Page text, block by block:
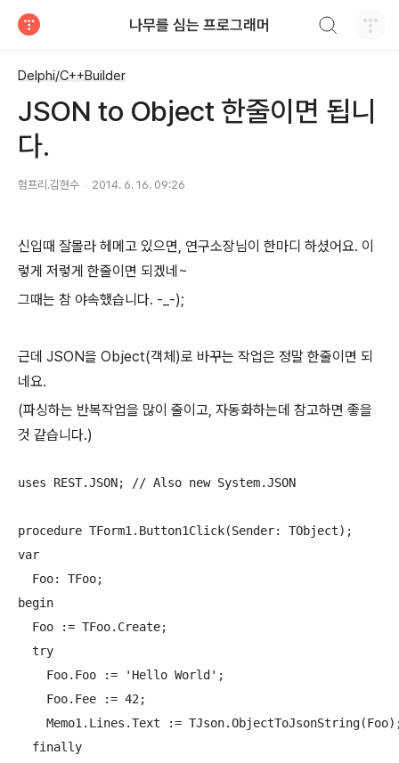
나무를 심는 프로그래머
Delphi/C++Builder
JSON to Object 한줄이면 됩니
다.
험프리.김현수 2014. 6. 16. 09:26
신입때 잘몰라 헤메고 있으면, 연구소장님이 한마디 하셨어요. 이
렇게 저렇게 한줄이면 되겠네~
그때는 참 야속했습니다. -_-);
근데 JSON을 Object(객체)로 바꾸는 작업은 정말 한줄이면 되
네요.
(파싱하는 반복작업을 많이 줄이고, 자동화하는데 참고하면 좋을
것 같습니다.)
uses REST.JSON; // Also new System.JSON
procedure TForm1.Button1Click(Sender: TObject);
var
  Foo: TFoo;
begin
  Foo := TFoo.Create;
  try
    Foo.Foo := 'Hello World';
    Foo.Fee := 42;
Memo1.Lines.Text :=
  finally